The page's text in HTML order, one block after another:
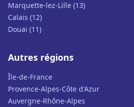
Marquette-lez-Lille (13)
Calais (12)
Douai (11)
Autres régions
Île-de-France
Provence-Alpes-Côte d'Azur
Auvergne-Rhône-Alpes